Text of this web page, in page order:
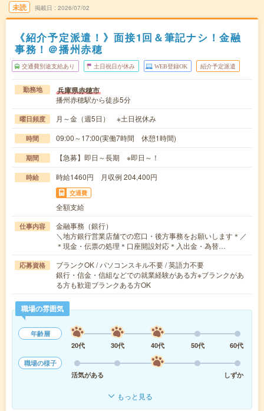
未読 掲載日 2026/07/02
《紹介予定派遣！》面接1回＆筆記ナシ！金融
事務！＠播州赤穂
交通費別途支給あり 土日祝日が休み WEB登録OK 紹介予定派遣
勤務地 兵庫県赤穂市
播州赤穂駅から徒歩5分
曜日頻度 月～金（週5日） ※土日祝休み
時間 09:00～17:00(実働7時間 休憩1時間)
期間 【急募】即日～長期 ※即日～！
時給 時給1460円 月収例 204,400円
交通費
全額支給
仕事内容
金融事務（銀行）
＼地方銀行営業店舗での窓口・後方事務をお願いします＊／
＊現金・伝票の処理＊口座開設対応＊入出金・為替…
応募資格
ブランクOK / パソコンスキル不要 / 英語力不要
銀行・信金・信組などでの就業経験がある方※ブランクがあ
る方も歓迎ブランクある方OK
職場の雰囲気
年齢層
20代
30代 40代 50代
60代
職場の様子
活気がある
しずか
もっと見る